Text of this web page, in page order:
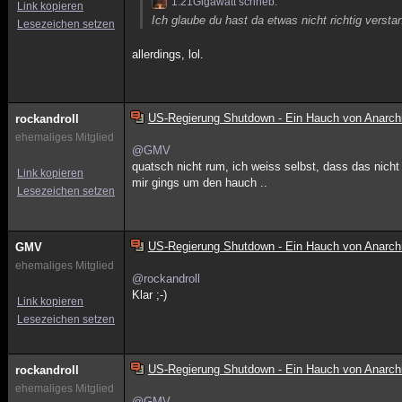
Link kopieren
Lesezeichen setzen
Ich glaube du hast da etwas nicht richtig
allerdings, lol.
rockandroll
ehemaliges Mitglied
Link kopieren
Lesezeichen setzen
US-Regierung Shutdown - Ein Hauch von
@GMV
quatsch nicht rum, ich weiss selbst, dass das
mir gings um den hauch ..
GMV
ehemaliges Mitglied
Link kopieren
Lesezeichen setzen
US-Regierung Shutdown - Ein Hauch von
@rockandroll
Klar ;-)
rockandroll
ehemaliges Mitglied
US-Regierung Shutdown - Ein Hauch von